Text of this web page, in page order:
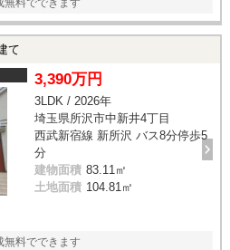
無料でできます
て
3,390万円
3LDK / 2026年
埼玉県所沢市中新井4丁目
西武新宿線 新所沢 バス8分停歩5
分
建物面積 83.11㎡
土地面積 104.81㎡
無料でできます